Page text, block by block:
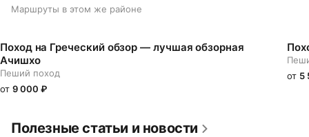
Маршруты в этом же районе
Поход на Греческий обзор — лучшая обзорная
Ачишхо
Пеший поход
от 9 000 ₽
от 5
Полезные статьи и новости